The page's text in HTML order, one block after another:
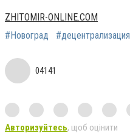
ZHITOMIR-ONLINE.COM
#Новоград
#децентрализация
04141
Авторизуйтесь, щоб оцінити